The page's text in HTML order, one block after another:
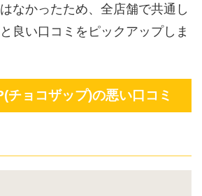
なかったため、全店舗で共通し
良い口コミをピックアップしま
ョコザップ)の悪い口コミ